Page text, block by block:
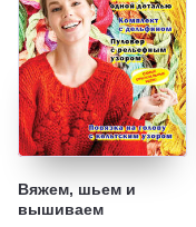
Вяжем, шьем и
вышиваем